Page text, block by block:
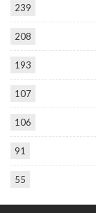
239
208
193
107
106
91
55